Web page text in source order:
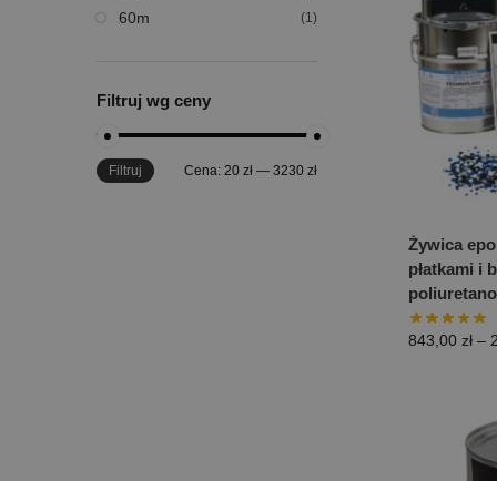
Żywica
płatkami i
843,00 zł –
60m (1)
Filtruj wg ceny
Filtruj Cena: 20 zł— 3230 zł